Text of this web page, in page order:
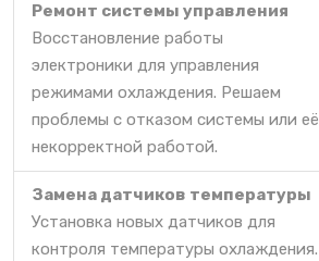
Ремонт системы управления
Восстановление работы
электроники для управления
режимами охлаждения. Решаем
проблемы с отказом системы или её
некорректной работой.
Замена датчиков температуры
Установка новых датчиков для
контроля температуры охлаждения.